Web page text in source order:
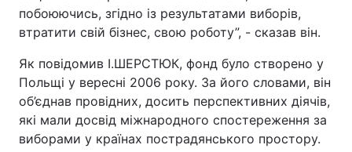
побоюючись, згідно із результатами виборів,
втратити свій бізнес, свою роботу”, - сказав він.
Як повідомив І.ШЕРСТЮК, фонд було створено у
Польщі у вересні 2006 року. За його словами, він
об’єднав провідних, досить перспективних діячів,
які мали досвід міжнародного спостереження за
виборами у країнах пострадянського простору.